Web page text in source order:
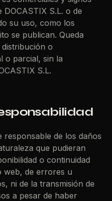
DOCASTIX S.L. o de
su uso, como los
se publican. Queda
o
o parcial, sin la
S.L.
responsable de los daños
que pudieran
o continuidad
web, de errores u
ni de la transmisión de
a pesar de haber